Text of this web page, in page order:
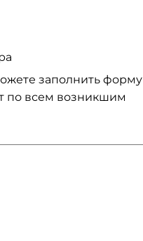
заполнить форму
по всем возникшим